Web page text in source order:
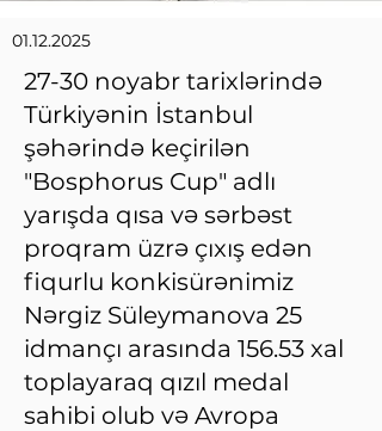
01.12.2025
27-30 noyabr tarixlərində
Türkiyənin İstanbul
şəhərində keçirilən
"Bosphorus Cup" adlı
yarışda qısa və sərbəst
proqram üzrə çıxış edən
fiqurlu konkisürənimiz
Nərgiz Süleymanova 25
idmançı arasında 156.53 xal
toplayaraq qızıl medal
sahibi olub və Avropa